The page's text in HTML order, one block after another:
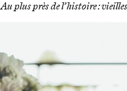
Au plus près de l’histoire :